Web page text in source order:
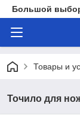
Большой выбор
Товары и
Точило для